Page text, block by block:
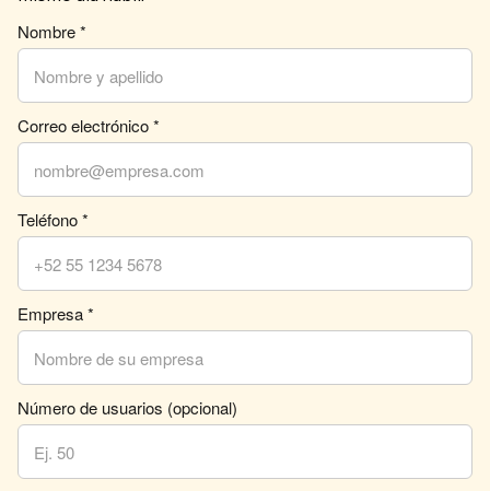
Nombre *
Correo electrónico *
Teléfono *
Empresa *
Número de usuarios (opcional)